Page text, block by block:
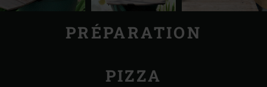
PRÉPARATION
PIZZA